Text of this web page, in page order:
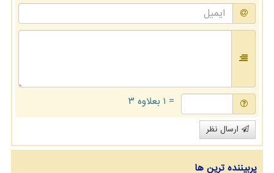
= ۱ بعلاوه ۳
ارسال نظر
پربیننده ترین ها